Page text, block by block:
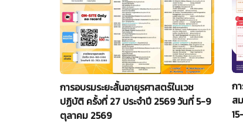
การอบรมระยะสั้นอายุรศาสตร์ในเวช
ปฏิบัติ ครั้งที่ 27 ประจำปี 2569 วันที่ 5-9
ตุลาคม 2569
ก
ส